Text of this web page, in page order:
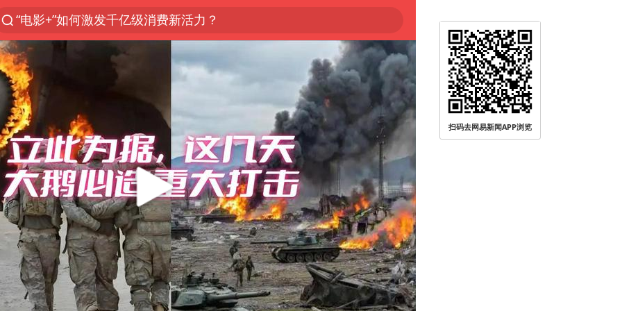
“电影+”如何激发千亿级消费新活力？
全球首个长时储能一体化产业园量产
台风白海豚已进入24小时警戒线
“秋天的第一杯奶茶”6岁了
中国女篮70-67险胜尼日利亚女篮
四川宜宾高县4.9级地震致1死
上海：台风白海豚或将带来龙卷风
中巨芯：上半年归母净利润1405.77万元
38岁演员求职万岁山NPC成功
胜宏科技：股票交易异常波动
国乒男单横滨冠军赛全军覆没
扫码去网易新闻APP浏览